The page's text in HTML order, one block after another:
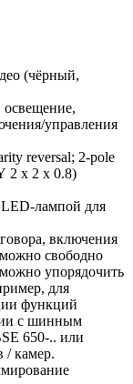
(чёрный,
освещение,
управления
reversal; 2-pole
2 x 2 x 0.8)
LED-лампой для
включения
свободно
упорядочить
для
функций
с шинным
650-.. или
/ камер.